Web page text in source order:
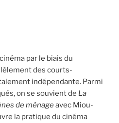
par le biais du
des courts-
indépendante. Parmi
on se souvient de La
de ménageavec Miou-
la pratique du cinéma